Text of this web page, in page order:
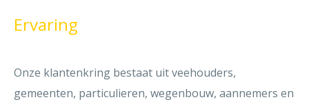
Ervaring
Onze klantenkring bestaat uit veehouders,
gemeenten, particulieren, wegenbouw, aannemers en